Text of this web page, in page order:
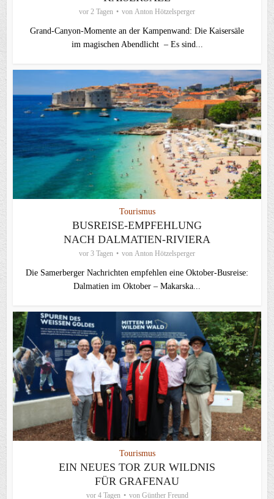
vor 2 Tagen von Anton Hötzelsperger
Grand-Canyon-Momente an der Kampenwand: Die Kaisersäle
im magischen Abendlicht – Es sind...
Tourismus
BUSREISE-EMPFEHLUNG
NACH DALMATIEN-RIVIERA
vor 3 Tagen von Anton Hötzelsperger
Die Samerberger Nachrichten empfehlen eine Oktober-Busreise:
Dalmatien im Oktober – Makarska...
Tourismus
EIN NEUES TOR ZUR WILDNIS
FÜR GRAFENAU
vor 4 Tagen von Günther Freund